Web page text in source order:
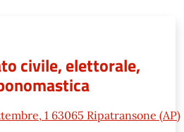
civile, elettorale,
1 63065 Ripatransone (AP)